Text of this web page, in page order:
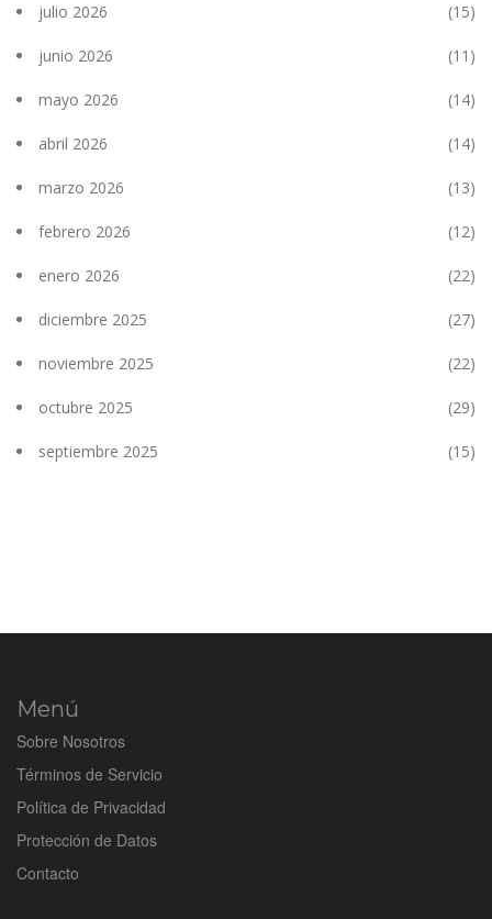
julio 2026 (15)
junio 2026 (11)
mayo 2026 (14)
abril 2026 (14)
marzo 2026 (13)
febrero 2026 (12)
enero 2026 (22)
diciembre 2025 (27)
noviembre 2025 (22)
octubre 2025 (29)
septiembre 2025 (15)
Menú
Sobre Nosotros
Términos de Servicio
Política de Privacidad
Protección de Datos
Contacto